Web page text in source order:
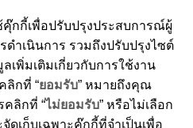
คุ๊กกี้เพื่อปรับปรุงประสบการณ์ผู้
ำเนินการ รวมถึงปรับปรุงไซต์
พิ่มเติมเกี่ยวกับการใช้งาน
ลิกที่ “ยอมรับ” หมายถึงคุณ
คลิกที่ “ไม่ยอมรับ” หรือไม่เลือก
ดเก็บเฉพาะคุ๊กกี้ที่จำเป็นเพื่อ